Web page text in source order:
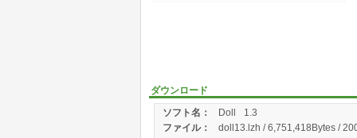
ダウンロード
ソフト名：
Doll 1.3
ファイル： doll13.lzh / 6,751,418Bytes /